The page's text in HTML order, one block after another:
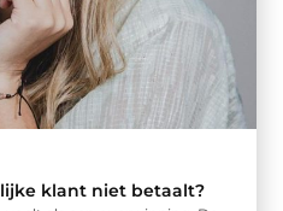
klant niet betaalt?